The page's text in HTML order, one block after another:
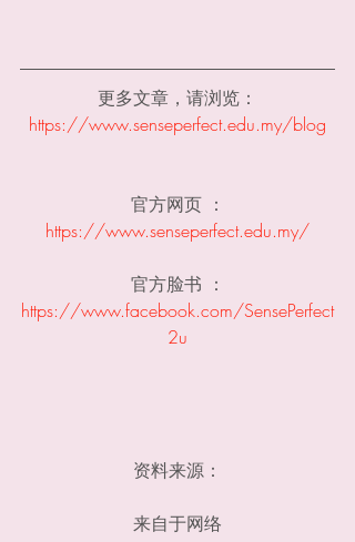
更多文章，请浏览：
https://www.senseperfect.edu.my/blog
官方网页 ：
https://www.senseperfect.edu.my/
官方脸书 ：
https://www.facebook.com/SensePerfect
2u
资料来源：
来自于网络